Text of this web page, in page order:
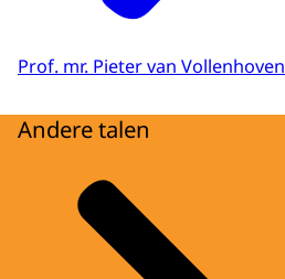
Prof. mr. Pieter van Vollenhoven
Andere talen